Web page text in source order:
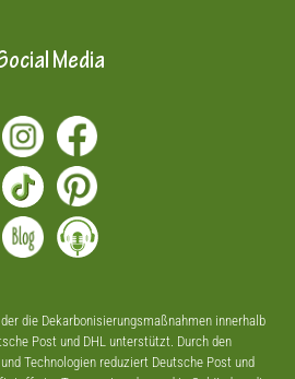
Media
die Dekarbonisierungsmaßnahmen innerhalb
Post und DHL unterstützt. Durch den
Technologien reduziert Deutsche Post und